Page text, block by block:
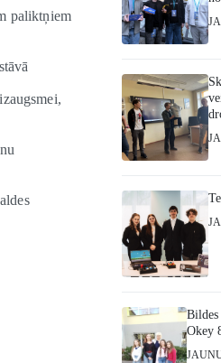
paliktņiem
Bildes
Okey